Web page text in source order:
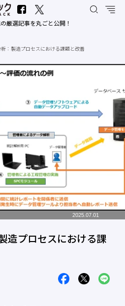
厳選記事を丸ごと公開！
新聞社
：製造プロセスにおける課題と改善
2025.07.01
造プロセスにおける課